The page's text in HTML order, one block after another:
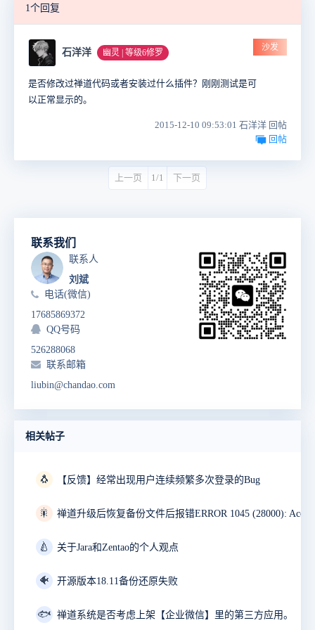
1个回复
石洋洋 幽灵 | 等级6修罗
沙发
是否修改过禅道代码或者安装过什么插件？刚刚测试是可
以正常显示的。
2015-12-10 09:53:01 石洋洋 回帖
回帖
上一页 1/1 下一页
联系我们
联系人
刘斌
电话(微信)
17685869372
QQ号码
526288068
联系邮箱
liubin@chandao.com
相关帖子
🐧 【反馈】经常出现用户连续频繁多次登录的Bug
🎇
🍐 关于Jara和Zentao的个人观点
🐠 开源版本18.11备份还原失败
🐟 禅道系统是否考虑上架【企业微信】里的第三方应用。